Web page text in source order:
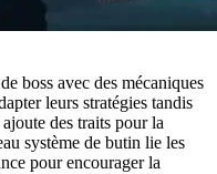
boss avec des mécaniques
leurs stratégies tandis
des traits pour la
système de butin lie les
pour encourager la